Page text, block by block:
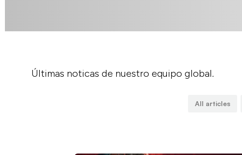
Últimas noticas de nuestro equipo global.
All articles